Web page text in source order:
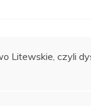
Litewskie, czyli